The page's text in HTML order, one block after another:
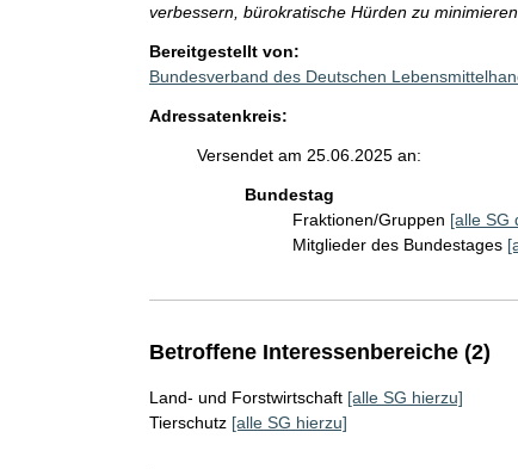
verbessern, bürokratische Hürden zu
Bereitgestellt von:
Bundesverband des Deutschen
Adressatenkreis:
Versendet am 25.06.2025 an:
Bundestag
Fraktionen/Gruppen [alle SG
Mitglieder des Bundestages
Betroffene Interessenbereiche (2)
Land- und Forstwirtschaft [alle SG hierzu]
Tierschutz [alle SG hierzu]